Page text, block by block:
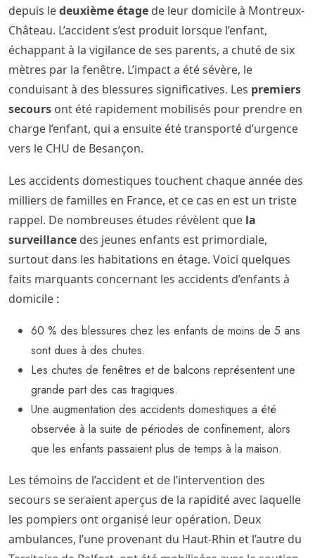
depuis ledeuxième étage de leur domicile à Montreux-
Château. L’accident s’est produit lorsque l’enfant,
échappant à la vigilance de ses parents, a chuté de six
mètres par la fenêtre. L’impact a été sévère, le
conduisant à des blessures significatives. Les premiers
secours ont été rapidement mobilisés pour prendre en
charge l’enfant, qui a ensuite été transporté d’urgence
vers le CHU de Besançon.
Les accidents domestiques touchent chaque année des
milliers de familles en France, et ce cas en est un triste
rappel. De nombreuses études révèlent que la
surveillance des jeunes enfants est primordiale,
surtout dans les habitations en étage. Voici quelques
faits marquants concernant les accidents d’enfants à
domicile :
60 % des blessures chez les enfants de moins de 5 ans
sont dues à des chutes.
Les chutes de fenêtres et de balcons représentent une
grande part des cas tragiques.
Une augmentation des accidents domestiques a été
observée à la suite de périodes de confinement, alors
que les enfants passaient plus de temps à la maison.
Les témoins de l’accident et de l’intervention des
secours se seraient aperçus de la rapidité avec laquelle
les pompiers ont organisé leur opération. Deux
ambulances, l’une provenant du Haut-Rhin et l’autre du